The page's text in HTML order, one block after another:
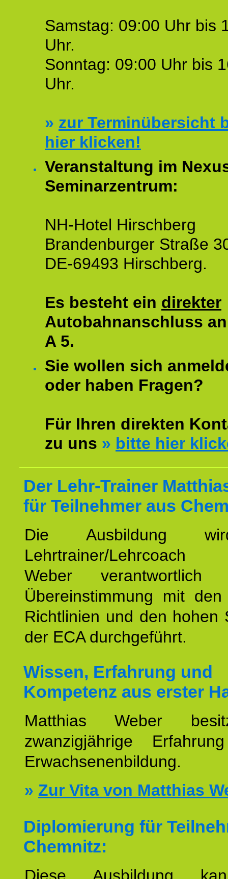
Samstag: 09:00 Uhr bis
Uhr.
Sonntag: 09:00 Uhr bis
Uhr.
» zur Terminübersicht
hier klicken!
Veranstaltung im
Seminarzentrum:
NH-Hotel Hirschberg
Brandenburger Straße
DE-69493 Hirschberg.
Es besteht ein direkter
Autobahnanschluss
A 5.
Sie wollen sich
oder haben Fragen?
Für Ihren direkten
zu uns » bitte hier
Der Lehr-Trainer
für Teilnehmer aus
Die Ausbildung
Lehrtrainer/Lehrcoach
Weber
Übereinstimmung mit den
Richtlinien und den hohen
der ECA durchgeführt.
Wissen, Erfahrung und
Kompetenz aus erster
Matthias Weber
zwanzigjährige
Erwachsenenbildung.
» Zur Vita von Matthias
Diplomierung für
Chemnitz: